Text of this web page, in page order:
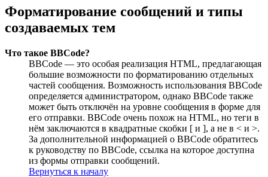
Форматирование сообщений и типы
создаваемых тем
Что такое BBCode?
BBCode — это особая реализация HTML, предлагающая
большие возможности по форматированию отдельных
частей сообщения. Возможность использования BBCode
определяется администратором, однако BBCode также
может быть отключён на уровне сообщения в форме для
его отправки. BBCode очень похож на HTML, но теги в
нём заключаются в квадратные скобки [ и ], а не в < и >.
За дополнительной информацией о BBCode обратитесь
к руководству по BBCode, ссылка на которое доступна
из формы отправки сообщений.
Вернуться к началу